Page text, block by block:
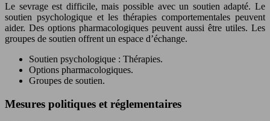
Le sevrage est difficile, mais possible avec un soutien adapté. Le
soutien psychologique et les thérapies comportementales peuvent
aider. Des options pharmacologiques peuvent aussi être utiles. Les
groupes de soutien offrent un espace d’échange.
Soutien psychologique : Thérapies.
Options pharmacologiques.
Groupes de soutien.
Mesures politiques et réglementaires